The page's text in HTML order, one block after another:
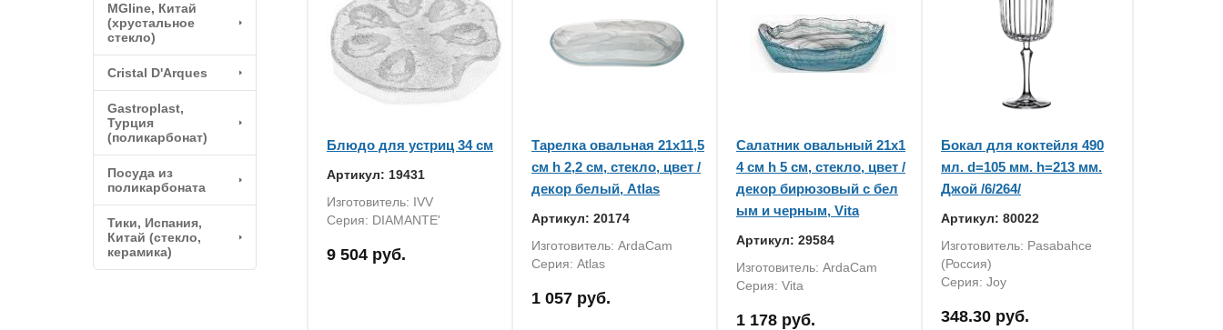
MGline, Китай
(хрустальное
стекло)
Cristal D'Arques
Gastroplast,
Турция
(поликарбонат)
Посуда из
поликарбоната
Тики, Испания,
Китай (стекло,
керамика)
Блюдо для устриц 34 см
Артикул: 19431
Изготовитель: IVV
Серия: DIAMANTE'
9 504 руб.
Тарелка овальная 21x11,5
см h 2,2 см, стекло, цвет /
декор белый, Atlas
Артикул: 20174
Изготовитель: ArdaCam
Серия: Atlas
1 057 руб.
Салатник овальный 21x1
4 см h 5 см, стекло, цвет /
декор бирюзовый с бел
ым и черным, Vita
Артикул: 29584
Изготовитель: ArdaCam
Серия: Vita
1 178 руб.
Бокал для коктейля 490
мл. d=105 мм. h=213 мм.
Джой /6/264/
Артикул: 80022
Изготовитель: Pasabahce
(Россия)
Серия: Joy
348.30 руб.